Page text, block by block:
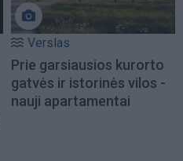
Verslas
Prie garsiausios kurorto
gatvės ir istorinės vilos -
nauji apartamentai